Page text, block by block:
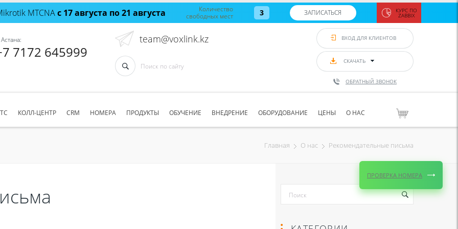
MTCNAс 17 августа по 21 августа
Количество
свободных мест
3 ЗАПИСАТЬСЯ КУРС ПО
ZABBIX
ВХОД ДЛЯ КЛИЕНТОВ
СКАЧАТЬ
ОБРАТНЫЙ ЗВОНОК
7172 645999
team@voxlink.kz
КОЛЛ-ЦЕНТР CRM НОМЕРА ПРОДУКТЫ ОБУЧЕНИЕ ВНЕДРЕНИЕ ОБОРУДОВАНИЕ ЦЕНЫ О НАС
Главная О нас Рекомендательные письма
ПРОВЕРКА НОМЕРА